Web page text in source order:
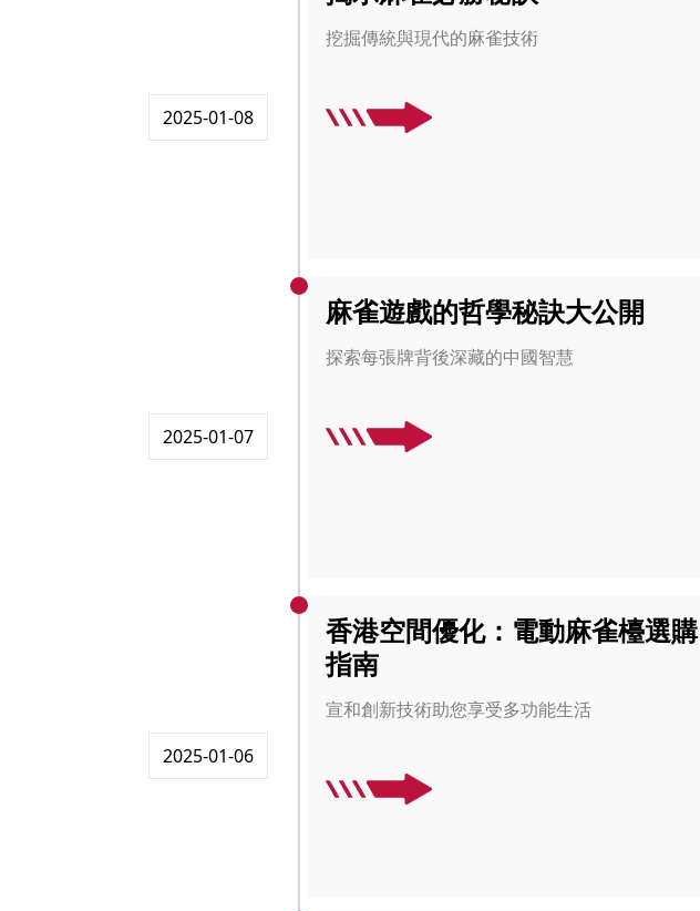
2025-01-08
挖掘傳統與現代的麻雀技術
2025-01-07
麻雀遊戲的哲學秘訣大公開
探索每張牌背後深藏的中國智慧
2025-01-06
香港空間優化：電動麻雀檯選購
指南
宣和創新技術助您享受多功能生活